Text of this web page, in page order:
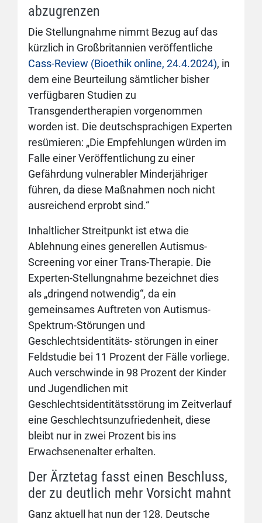
abzugrenzen
Die Stellungnahme nimmt Bezug auf das
kürzlich in Großbritannien veröffentliche
Cass-Review (Bioethik online, 24.4.2024), in
dem eine Beurteilung sämtlicher bisher
verfügbaren Studien zu
Transgendertherapien vorgenommen
worden ist. Die deutschsprachigen Experten
resümieren: „Die Empfehlungen würden im
Falle einer Veröffentlichung zu einer
Gefährdung vulnerabler Minderjähriger
führen, da diese Maßnahmen noch nicht
ausreichend erprobt sind.“
Inhaltlicher Streitpunkt ist etwa die
Ablehnung eines generellen Autismus-
Screening vor einer Trans-Therapie. Die
Experten-Stellungnahme bezeichnet dies
als „dringend notwendig“, da ein
gemeinsames Auftreten von Autismus-
Spektrum-Störungen und
Geschlechtsidentitäts- störungen in einer
Feldstudie bei 11 Prozent der Fälle vorliege.
Auch verschwinde in 98 Prozent der Kinder
und Jugendlichen mit
Geschlechtsidentitätsstörung im Zeitverlauf
eine Geschlechtsunzufriedenheit, diese
bleibt nur in zwei Prozent bis ins
Erwachsenenalter erhalten.
Der Ärztetag fasst einen Beschluss,
der zu deutlich mehr Vorsicht mahnt
Ganz aktuell hat nun der 128. Deutsche